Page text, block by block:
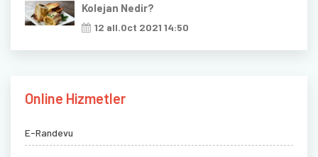
Kolejan Nedir?
12 all.Oct 2021 14:50
Online Hizmetler
E-Randevu